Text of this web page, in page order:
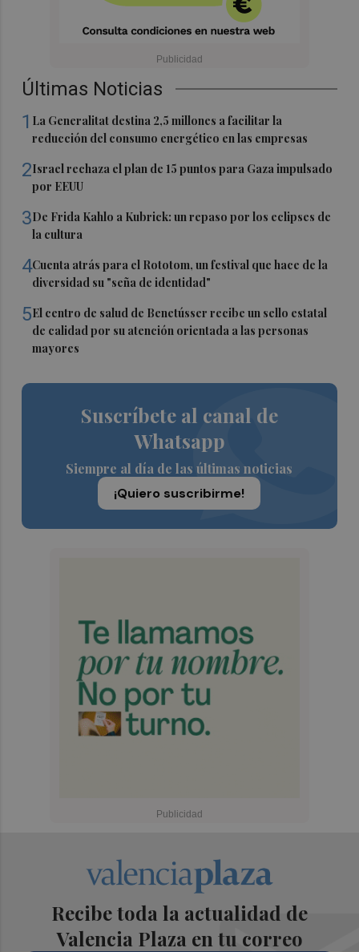
Últimas Noticias
1 La Generalitat destina 2,5 millones a facilitar la
reducción del consumo energético en las empresas
2Israel rechaza el plan de 15 puntos para Gaza impulsado
por EEUU
3De Frida Kahlo a Kubrick: un repaso por los eclipses de
la cultura
4Cuenta atrás para el Rototom, un festival que hace de la
diversidad su "seña de identidad"
5El centro de salud de Benetússer recibe un sello estatal
de calidad por su atención orientada a las personas
mayores
Suscríbete al canal de
Whatsapp
Siempre al día de las últimas noticias
¡Quiero suscribirme!
Recibe toda la actualidad de
Valencia Plaza en tu correo